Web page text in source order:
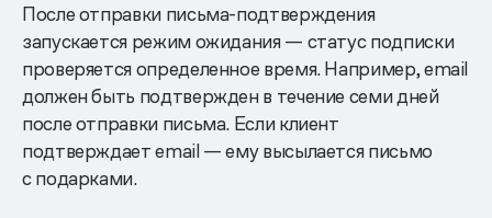
После отправки письма-подтверждения
запускается режим ожидания — статус подписки
проверяется определенное время. Например, email
должен быть подтвержден в течение семи дней
после отправки письма. Если клиент
подтверждает email — ему высылается письмо
с подарками.